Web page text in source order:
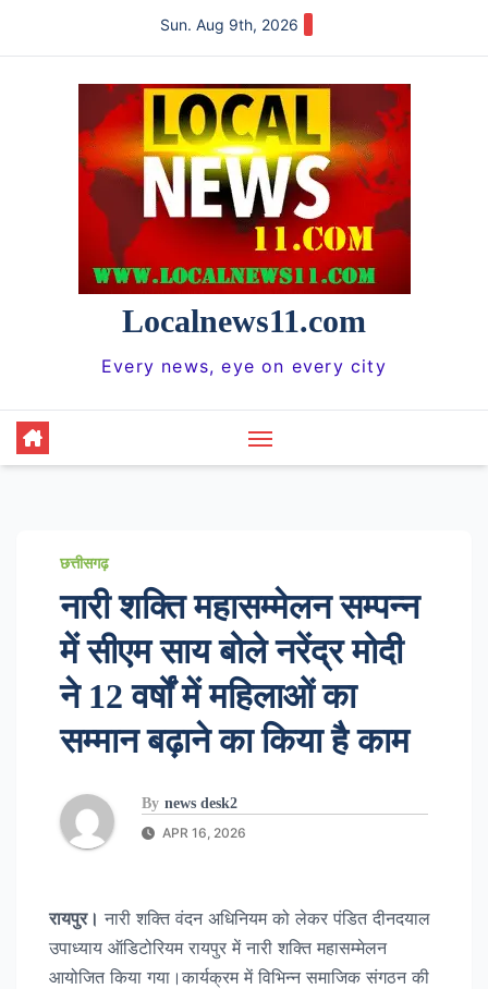
Sun. Aug 9th, 2026
Localnews11.com
Every news, eye on every city
छत्तीसगढ़
नारी शक्ति महासम्मेलन सम्पन्न
में सीएम साय बोले नरेंद्र मोदी
ने 12 वर्षों में महिलाओं का
सम्मान बढ़ाने का किया है काम
By news desk2
APR 16, 2026
रायपुर। नारी शक्ति वंदन अधिनियम को लेकर पंडित दीनदयाल
उपाध्याय ऑडिटोरियम रायपुर में नारी शक्ति महासम्मेलन
आयोजित किया गया।कार्यक्रम में विभिन्न समाजिक संगठन की